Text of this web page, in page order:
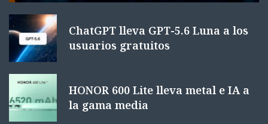
ChatGPT lleva GPT-5.6 Luna a los
usuarios gratuitos
HONOR 600 Lite lleva metal e IA a
la gama media